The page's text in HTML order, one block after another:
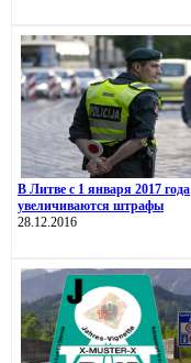
В Литве с 1 января 2017 года
увеличиваются штрафы
28.12.2016